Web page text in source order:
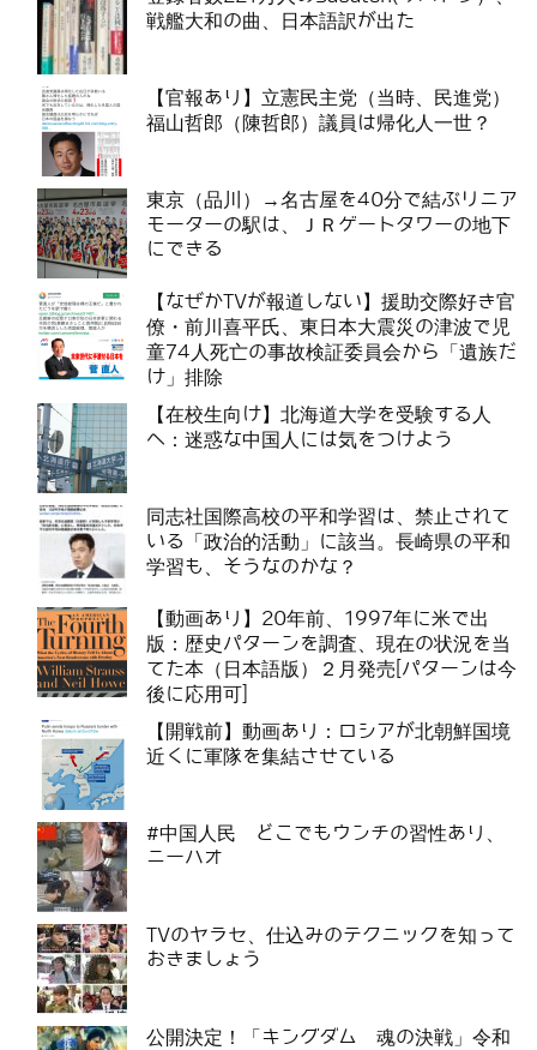
戦艦大和の曲、日本語訳が出た
【官報あり】立憲民主党（当時、民進党）
福山哲郎（陳哲郎）議員は帰化人一世？
東京（品川）→名古屋を40分で結ぶリニア
モーターの駅は、ＪＲゲートタワーの地下
にできる
【なぜかTVが報道しない】援助交際好き官
僚・前川喜平氏、東日本大震災の津波で児
童74人死亡の事故検証委員会から「遺族だ
け」排除
【在校生向け】北海道大学を受験する人
へ：迷惑な中国人には気をつけよう
同志社国際高校の平和学習は、禁止されて
いる「政治的活動」に該当。長崎県の平和
学習も、そうなのかな？
【動画あり】20年前、1997年に米で出
版：歴史パターンを調査、現在の状況を当
てた本（日本語版）２月発売[パターンは今
後に応用可]
【開戦前】動画あり：ロシアが北朝鮮国境
近くに軍隊を集結させている
#中国人民 どこでもウンチの習性あり、
ニーハオ
TVのヤラセ、仕込みのテクニックを知って
おきましょう
公開決定！「キングダム 魂の決戦」令和